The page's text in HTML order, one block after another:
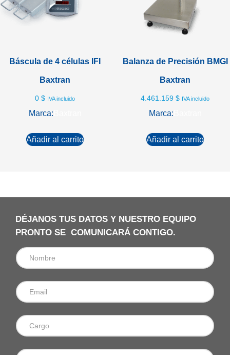
Báscula de 4 células IFI
Baxtran
0 $ IVA incluido
Marca:
Añadir al carrito
Balanza de Precisión BMGI
Baxtran
4.461.159 $ IVA incluido
Marca:
Añadir al carrito
DÉJANOS TUS DATOS Y NUESTRO EQUIPO
PRONTO SE COMUNICARÁ CONTIGO.